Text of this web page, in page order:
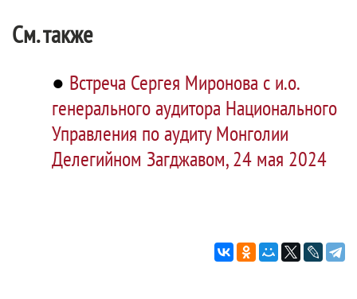
См. также
● Встреча Сергея Миронова с и.о.
генерального аудитора Национального
Управления по аудиту Монголии
Делегийном Загджавом, 24 мая 2024